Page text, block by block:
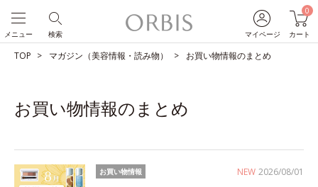
マイページ
0
カート
検索
メニュー
TOP マガジン（美容情報・読み物） お買い物情報のまとめ
お買い物情報のまとめ
NEW 2026/08/01
お買い物情報